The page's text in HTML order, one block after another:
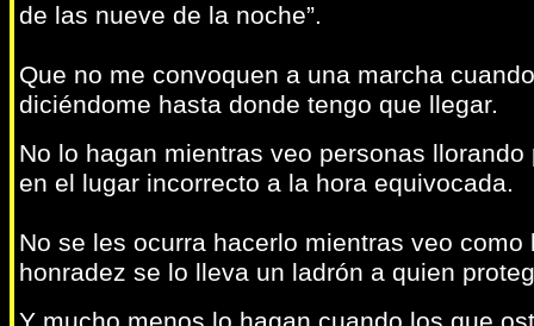
de las nueve de la noche”.
Que no me convoquen a una marcha
diciéndome hasta donde tengo que llegar.
No lo hagan mientras veo personas
en el lugar incorrecto a la hora equivocada.
No se les ocurra hacerlo mientras veo
honradez se lo lleva un ladrón a quien